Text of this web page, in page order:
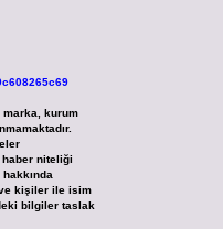
marka, kurum
haber niteliği
ve kişiler ile isim
bilgiler taslak